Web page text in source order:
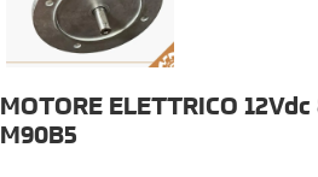
MOTORE ELETTRICO
M90B5